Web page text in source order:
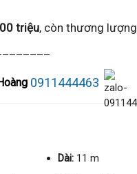
triệu, còn thương lượng
0911444463
Dài: 11 m